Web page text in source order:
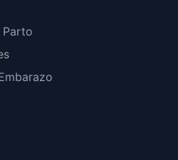
Parto